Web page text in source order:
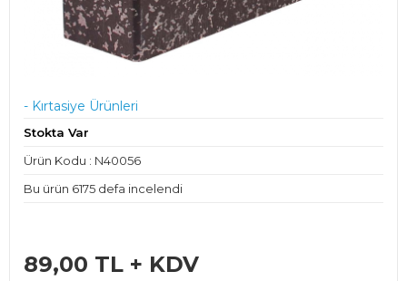
- Kırtasiye Ürünleri
Stokta Var
Ürün Kodu : N40056
Bu ürün 6175 defa incelendi
89,00 TL + KDV